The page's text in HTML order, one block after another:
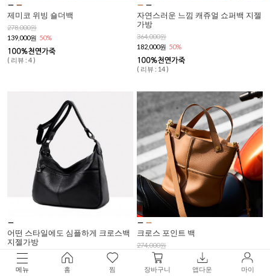
제미코 위빙 숄더백
278,000원
139,000원 50%
( 리뷰 : 4 )
자연스러운 느낌 캐쥬얼 쇼퍼백 지젤
가방
364,000원
182,000원 50%
( 리뷰 : 14 )
어떤 스타일에도 심플하게 크로스백
지젤가방
278,000원
139,000원
크로스 포인트 백
274,000원
137,000원
메뉴 홈 찜 장바구니 앱다운 마이